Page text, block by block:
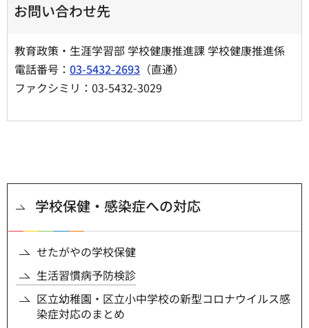
お問い合わせ先
教育政策・生涯学習部 学校健康推進課 学校健康推進係
電話番号： 03-5432-2693 （直通）
ファクシミリ：03-5432-3029
学校保健・感染症への対応
せたがやの学校保健
生活習慣病予防検診
区立幼稚園・区立小中学校の新型コロナウイルス感
染症対応のまとめ